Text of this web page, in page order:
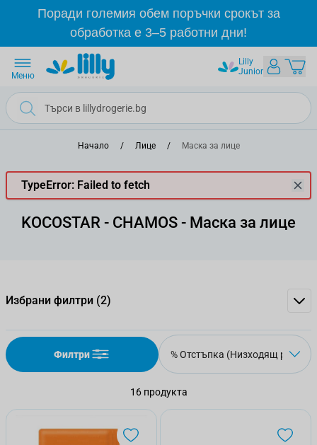
Прескачане към съдържанието
Поради големия обем поръчки срокът за
обработка е 3–5 работни дни!
Lilly
Junior
Меню
Начало / Лице / Маска за лице
TypeError: Failed to fetch
KOCOSTAR - CHAMOS - Маска за лице
Избрани филтри (2)
Филтри
16продукта